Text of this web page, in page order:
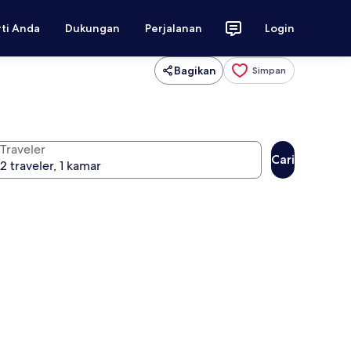
Anda Dukungan Perjalanan Login
Bagikan Simpan
Traveler
Cari